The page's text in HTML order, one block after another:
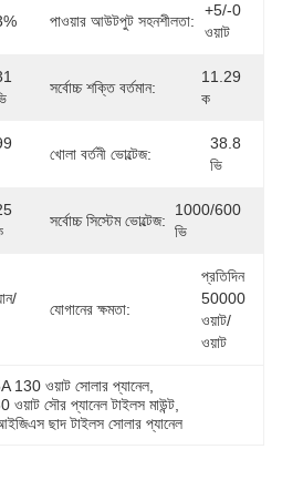
পাওয়ার আউটপুট সহনশীলতা:
+5/-0
ওয়াট
সর্বোচ্চ শক্তি বর্তমান:
11.29
ক
খোলা বর্তনী ভোল্টেজ:
38.8
ভি
সর্বোচ্চ সিস্টেম ভোল্টেজ:
1000/600
ভি
যোগানের ক্ষমতা:
প্রতিদিন
50000
ওয়াট/
ওয়াট
130 ওয়াট সোলার প্যানেল
ওয়াট সৌর প্যানেল টাইলস মাউন্ট
ছাদ টাইলস সোলার প্যানেল